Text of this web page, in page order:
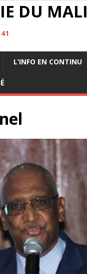
DU MALI
L’INFO EN CONTINU